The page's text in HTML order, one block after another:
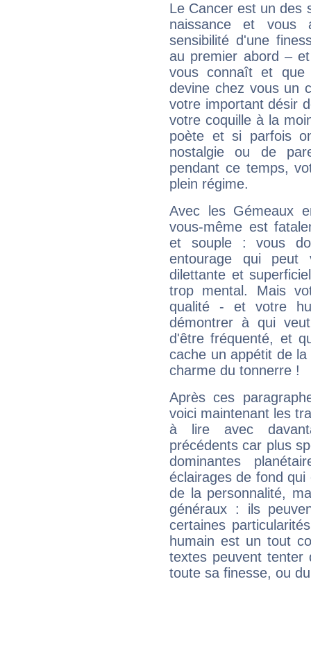
Le Cancer est un des
naissance et vous
sensibilité d'une
au premier abord –
vous connaît et
devine chez vous un
votre important désir
votre coquille à la
poète et si parfois
nostalgie ou de
pendant ce temps,
plein régime.
Avec les Gémeaux
vous-même est
et souple : vous
entourage qui
dilettante et
trop mental. Mais
qualité - et votre
démontrer à qui
d'être fréquenté, et
cache un appétit de
charme du tonnerre !
Après ces
voici maintenant les
à lire avec
précédents car plus
dominantes
éclairages de fond
de la personnalité,
généraux : ils
certaines
humain est un tout
textes peuvent tenter
toute sa finesse, ou